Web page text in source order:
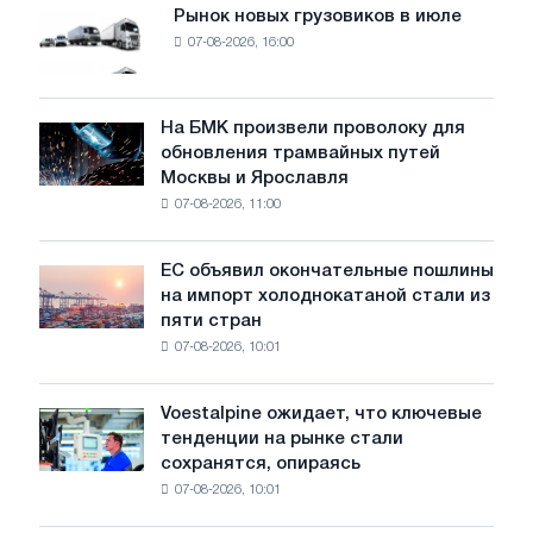
Рынок
новых
грузовиков
в
июле
Рынок новых грузовиков в июле
07-08-2026, 16:00
На
БМК
произвели
трамвайных
путей
Москвы
Ярославля
На БМК произвели проволоку для
обновления трамвайных путей
Москвы и Ярославля
07-08-2026, 11:00
объявил
окончательные
холоднокатаной
стали
из
стран
ЕС объявил окончательные пошлины
на импорт холоднокатаной стали из
пяти стран
07-08-2026, 10:01
Voestalpine
ожидает,
что
Voestalpine ожидает, что ключевые
тенденции на рынке стали
сохранятся, опираясь
07-08-2026, 10:01